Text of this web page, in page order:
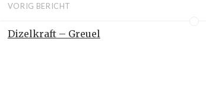
VORIG BERICHT
Dizelkraft – Greuel